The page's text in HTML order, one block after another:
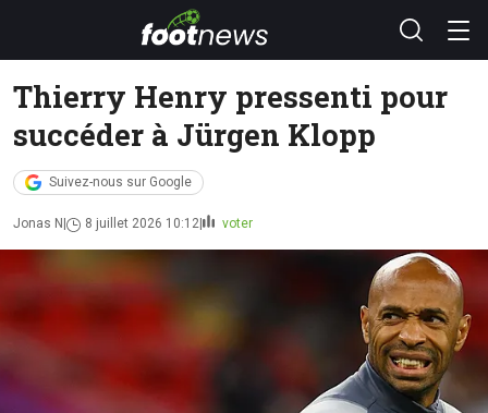
Thierry Henry pressenti pour
succéder à Jürgen Klopp
Suivez-nous sur Google
Jonas N 8 juillet 2026 10:12 voter